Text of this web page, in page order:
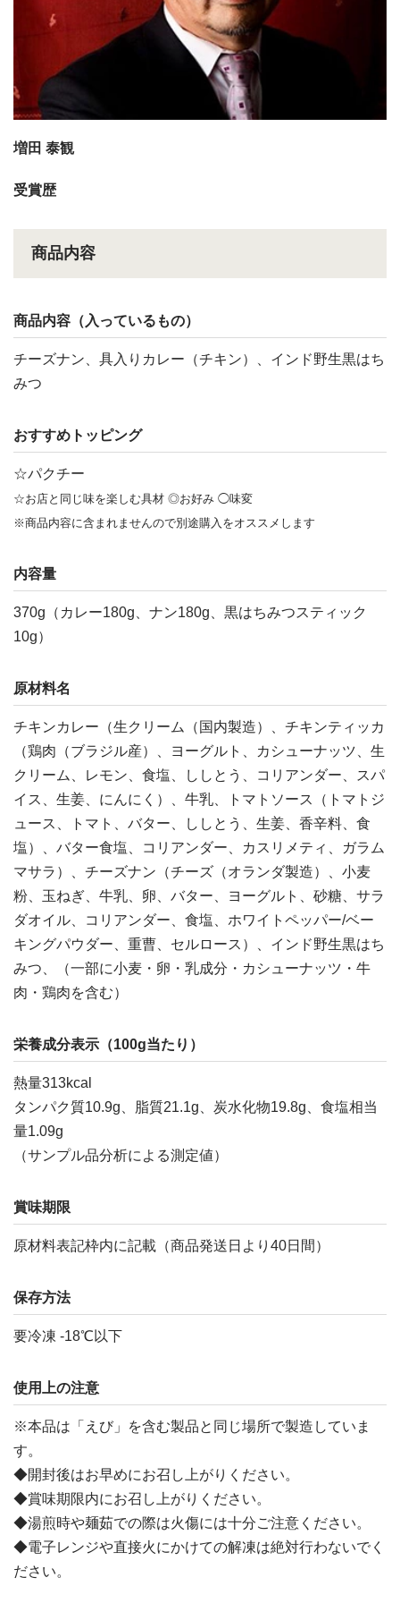
増田 泰観
受賞歴
商品内容
商品内容（入っているもの）
チーズナン、具入りカレー（チキン）、インド野生黒はち
みつ
おすすめトッピング
☆パクチー
☆お店と同じ味を楽しむ具材 ◎お好み ◯味変
※商品内容に含まれませんので別途購入をオススメします
内容量
370g（カレー180g、ナン180g、黒はちみつスティック
10g）
原材料名
チキンカレー（生クリーム（国内製造）、チキンティッカ
（鶏肉（ブラジル産）、ヨーグルト、カシューナッツ、生
クリーム、レモン、食塩、ししとう、コリアンダー、スパ
イス、生姜、にんにく）、牛乳、トマトソース（トマトジ
ュース、トマト、バター、ししとう、生姜、香辛料、食
塩）、バター食塩、コリアンダー、カスリメティ、ガラム
マサラ）、チーズナン（チーズ（オランダ製造）、小麦
粉、玉ねぎ、牛乳、卵、バター、ヨーグルト、砂糖、サラ
ダオイル、コリアンダー、食塩、ホワイトペッパー/ベー
キングパウダー、重曹、セルロース）、インド野生黒はち
みつ、（一部に小麦・卵・乳成分・カシューナッツ・牛
肉・鶏肉を含む）
栄養成分表示（100g当たり）
熱量313kcal
タンパク質10.9g、脂質21.1g、炭水化物19.8g、食塩相当
量1.09g
（サンプル品分析による測定値）
賞味期限
原材料表記枠内に記載（商品発送日より40日間）
保存方法
要冷凍 -18℃以下
使用上の注意
※本品は「えび」を含む製品と同じ場所で製造していま
す。
◆開封後はお早めにお召し上がりください。
◆賞味期限内にお召し上がりください。
◆湯煎時や麺茹での際は火傷には十分ご注意ください。
◆電子レンジや直接火にかけての解凍は絶対行わないでく
ださい。